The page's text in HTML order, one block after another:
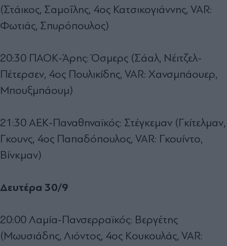
(Στάικος, Σαμοΐλης, 4ος Κατσικογιάννης, VAR:
Φωτιάς, Σπυρόπουλος)
20:30 ΠΑΟΚ-Άρης: Όσμερς (Σάαλ, Νέιτζελ-
Πέτερσεν, 4ος Πουλικίδης, VAR: Χανσμπάουερ,
Μπουξμπάουμ)
21:30 ΑΕΚ-Παναθηναϊκός: Στέγκεμαν (Γκίτελμαν,
Γκουνς, 4ος Παπαδόπουλος, VAR: Γκουίντο,
Βίνκμαν)
Δευτέρα 30/9
20:00 Λαμία-Πανσερραϊκός: Βεργέτης
(Μωυσιάδης, Λιόντος, 4ος Κουκουλάς, VAR: